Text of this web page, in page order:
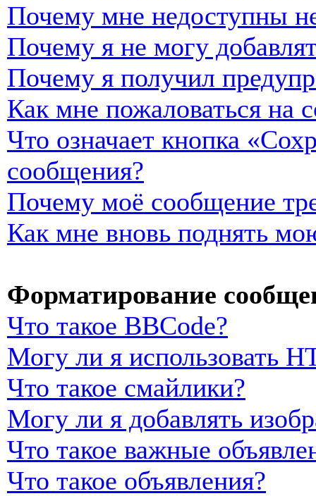
Почему мне недоступны
Почему я не могу
Почему я получил
Как мне пожаловаться на
Что означает кнопка
сообщения?
Почему моё сообщение
Как мне вновь поднять
Форматирование
Что такое BBCode?
Могу ли я использовать
Что такое смайлики?
Могу ли я добавлять
Что такое важные
Что такое объявления?